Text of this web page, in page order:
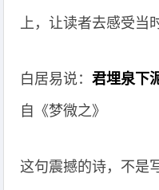
上，让读者去感受当
白居易说：君埋泉下
自《梦微之》
这句震撼的诗，不是